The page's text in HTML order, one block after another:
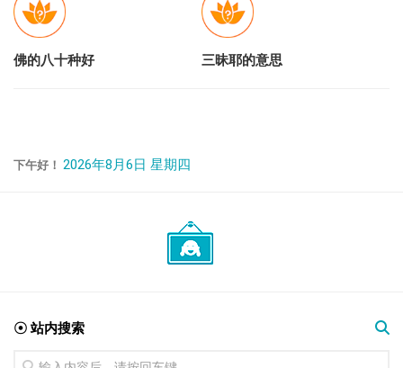
佛的八十种好 三昧耶的意思
下午好！ 2026年8月6日 星期四
☉ 站内搜索